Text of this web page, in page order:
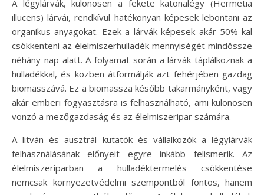
A légylárvák, különösen a fekete katonalégy (Hermetia
illucens) lárvái, rendkívül hatékonyan képesek lebontani az
organikus anyagokat. Ezek a lárvák képesek akár 50%-kal
csökkenteni az élelmiszerhulladék mennyiségét mindössze
néhány nap alatt. A folyamat során a lárvák táplálkoznak a
hulladékkal, és közben átformálják azt fehérjében gazdag
biomasszává. Ez a biomassza később takarmányként, vagy
akár emberi fogyasztásra is felhasználható, ami különösen
vonzó a mezőgazdaság és az élelmiszeripar számára.
A litván és ausztrál kutatók és vállalkozók a légylárvák
felhasználásának előnyeit egyre inkább felismerik. Az
élelmiszeriparban a hulladéktermelés csökkentése
nemcsak környezetvédelmi szempontból fontos, hanem